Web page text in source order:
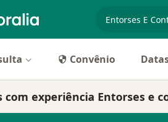
Convênio
com experiência Entorses e